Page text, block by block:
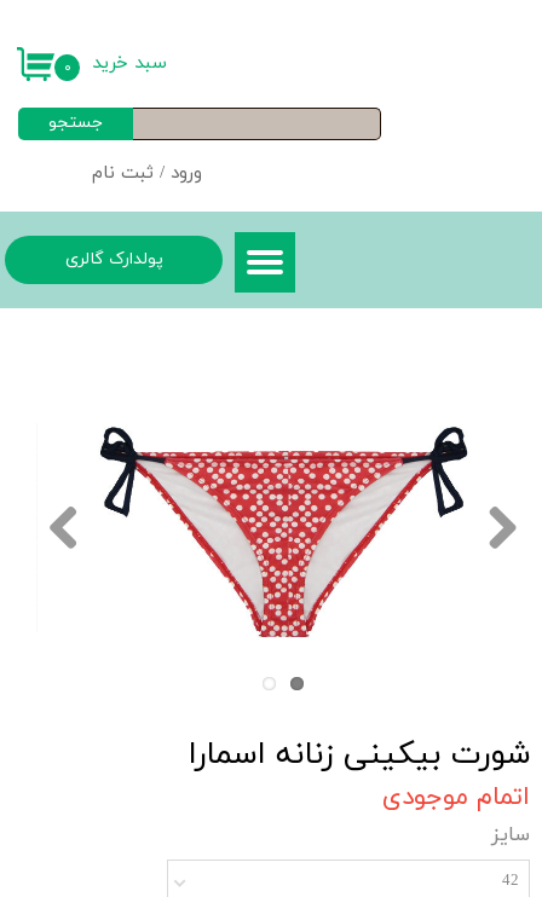
ورود / ثبت نام
خروج از حساب کاربری
جستجو
۰ سبد خرید
پولدارک گالری
شورت بیکینی زنانه اسمارا
اتمام موجودی
سایز
42